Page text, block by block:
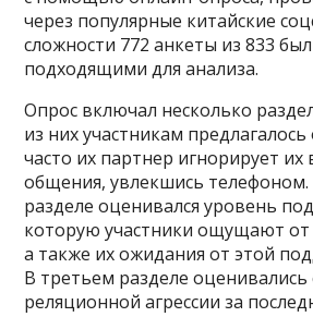
через популярные китайские
сложности 772 анкеты из 833
подходящими для анализа.
Опрос включал несколько
из них участникам
часто их партнер игнорирует их
общения, увлекшись телефоном.
разделе оценивался уровень
которую участники ощущают от
а также их ожидания от этой
В третьем разделе оценивались
реляционной агрессии за